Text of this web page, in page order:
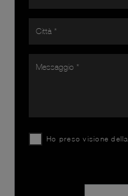
Ho preso visione della